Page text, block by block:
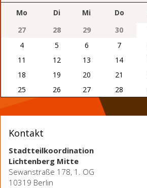
Mo Di Mi Do
27
28 29 30
4
5 6 7
11
12 13 14
18
19 20 21
25
26 27 28
Kontakt
Stadtteilkoordination
Lichtenberg Mitte
Sewanstraße 178, 1. OG
10319 Berlin